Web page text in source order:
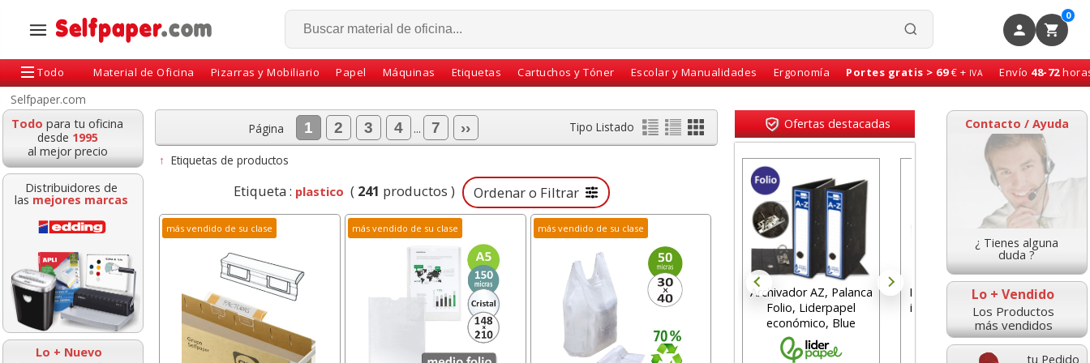
0
Todo Material de Oficina Pizarras y Mobiliario Papel Máquinas Etiquetas Cartuchos y Tóner Escolar y Manualidades Ergonomía Portes gratis > 69€ + IVA Envío 48-72
Selfpaper.com
Todo para tu oficina
desde 1995
al mejor precio
Distribuidores de
las mejores marcas
Lo + Nuevo
Contacto / Ayuda
¿ Tienes alguna
duda ?
Lo + Vendido
Los Productos
más vendidos
tu Pedido
Página 1 2 3 4 ... 7 ›› Tipo Listado
↑Etiquetas de productos
Etiqueta : plastico ( 241 productos ) Ordenar o Filtrar
más vendido de su clase más vendido de su clase más vendido de su clase
Ofertas destacadas
papel 75x65x12
tickets TPV
Reposapies Fellowes
Refresh, con efecto
ventilación
Fundas de plastificar
Cinta adhesiva,
precinto embalaje
Greening 48x60 mts
marrón
Archivador AZ, Palanca
Folio, Liderpapel
Rollos papel 75x65x12
impresora tickets TPV
registradoras
Reposapies Fellowes
Refresh, con efecto
ventilación